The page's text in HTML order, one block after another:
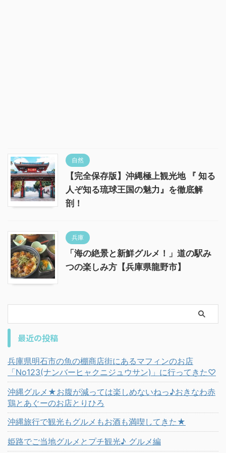
自然
【完全保存版】沖縄極上観光地 『 知る
人ぞ知る琉球王国の魅力』を徹底解
剖！
兵庫
「海の絶景と新鮮グルメ！」道の駅み
つの楽しみ方【兵庫県龍野市】
最近の投稿
兵庫県明石市の魚の棚商店街にあるマフィンのお店
「No123(ナンバーヒャクニジュウサン)」に行ってきた♡
沖縄グルメ★お腹が減っては楽しめないねっ♪おきなわ赤
鶏とあぐーのお店とりひろ
沖縄旅行で観光もグルメもお酒も満喫してきた★
姫路でご当地グルメとプチ観光♪ グルメ編